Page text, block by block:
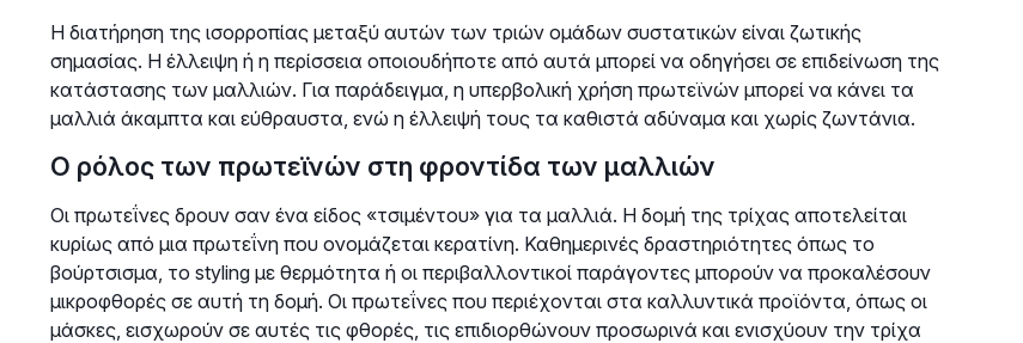
Η διατήρηση της ισορροπίας μεταξύ αυτών των τριών ομάδων συστατικών είναι ζωτικής
σημασίας. Η έλλειψη ή η περίσσεια οποιουδήποτε από αυτά μπορεί να οδηγήσει σε επιδείνωση της
κατάστασης των μαλλιών. Για παράδειγμα, η υπερβολική χρήση πρωτεϊνών μπορεί να κάνει τα
μαλλιά άκαμπτα και εύθραυστα, ενώ η έλλειψή τους τα καθιστά αδύναμα και χωρίς ζωντάνια.
Ο ρόλος των πρωτεϊνών στη φροντίδα των μαλλιών
Οι πρωτεΐνες δρουν σαν ένα είδος «τσιμέντου» για τα μαλλιά. Η δομή της τρίχας αποτελείται
κυρίως από μια πρωτεΐνη που ονομάζεται κερατίνη. Καθημερινές δραστηριότητες όπως το
βούρτσισμα, το styling με θερμότητα ή οι περιβαλλοντικοί παράγοντες μπορούν να προκαλέσουν
μικροφθορές σε αυτή τη δομή. Οι πρωτεΐνες που περιέχονται στα καλλυντικά προϊόντα, όπως οι
μάσκες, εισχωρούν σε αυτές τις φθορές, τις επιδιορθώνουν προσωρινά και ενισχύουν την τρίχα